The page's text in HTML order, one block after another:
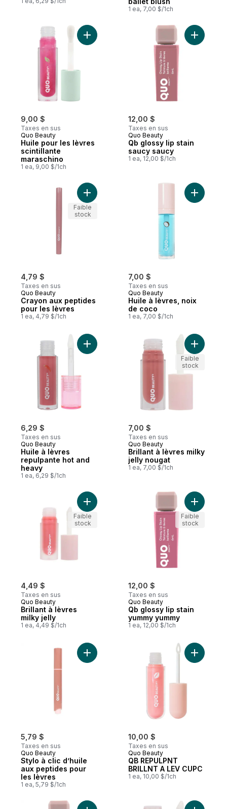
1 ea, 7,00 $/1ch
9,00 $
Taxes en sus
Quo Beauty
Huile pour les lèvres
scintillante
maraschino
1 ea, 9,00 $/1ch
Ajouter Huile pour les lèvres scintillante
12,00 $
Taxes en sus
Quo Beauty
Qb glossy lip stain
saucy saucy
1 ea, 12,00 $/1ch
Ajouter
4,79 $
Taxes en sus
Quo Beauty
Crayon aux peptides
pour les lèvres
1 ea, 4,79 $/1ch
Ajouter Crayon aux peptides pour les
Faible
stock
7,00 $
Taxes en sus
Quo Beauty
Huile à lèvres, noix
de coco
1 ea, 7,00 $/1ch
Ajouter
6,29 $
Taxes en sus
Quo Beauty
Huile à lèvres
repulpante hot and
heavy
1 ea, 6,29 $/1ch
Ajouter Huile à lèvres repulpante hot and
7,00 $
Taxes en sus
Quo Beauty
Brillant à lèvres milky
jelly nougat
1 ea, 7,00 $/1ch
Ajouter
Faible
stock
4,49 $
Taxes en sus
Quo Beauty
Brillant à lèvres
milky jelly
1 ea, 4,49 $/1ch
Ajouter Brillant à lèvres milky jelly au
Faible
stock
12,00 $
Taxes en sus
Quo Beauty
Qb glossy lip stain
yummy yummy
1 ea, 12,00 $/1ch
Ajouter
Faible
stock
5,79 $
Taxes en sus
Quo Beauty
Stylo à clic d’huile
aux peptides pour
les lèvres
1 ea, 5,79 $/1ch
Ajouter Stylo à clic d’huile aux peptides
10,00 $
Taxes en sus
Quo Beauty
QB REPULPNT
BRILLNT A LEV CUPC
1 ea, 10,00 $/1ch
Ajouter